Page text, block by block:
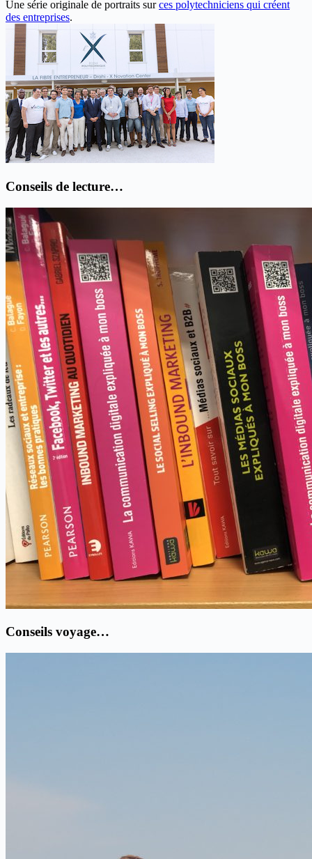
Une série originale de portraits surces polytechniciens qui créent
des entreprises.
Conseils de lecture…
Conseils voyage…